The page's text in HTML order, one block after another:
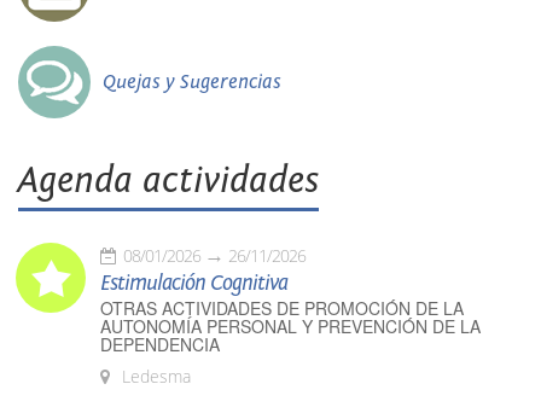
Quejas y Sugerencias
Agenda actividades
08/01/2026 26/11/2026
Estimulación Cognitiva
OTRAS ACTIVIDADES DE PROMOCIÓN DE LA
AUTONOMÍA PERSONAL Y PREVENCIÓN DE LA
DEPENDENCIA
Ledesma